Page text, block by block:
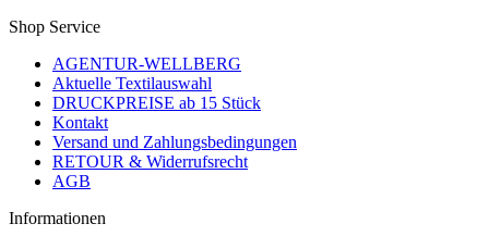
Shop Service
AGENTUR-WELLBERG
Aktuelle Textilauswahl
DRUCKPREISE ab 15 Stück
Kontakt
Versand und Zahlungsbedingungen
RETOUR & Widerrufsrecht
AGB
Informationen